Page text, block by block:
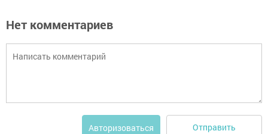
Нет комментариев
Авторизоваться Отправить